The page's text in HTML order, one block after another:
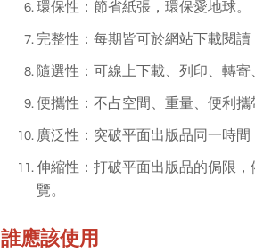
環保性：節省紙張，環保愛地球。
完整性：每期皆可於網站下載閱讀
隨選性：可線上下載、列印、轉
便攜性：不占空間、重量、便利攜
廣泛性：突破平面出版品同一時間
伸縮性：打破平面出版品的侷限
覽。
誰應該使用